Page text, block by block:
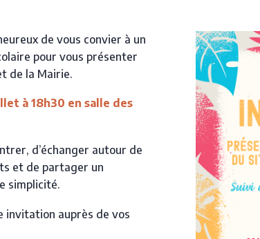
de vous convier à un
pour vous présenter
de la Mairie.
à 18h30 en salle des
d’échanger autour de
et de partager un
simplicité.
invitation auprès de vos